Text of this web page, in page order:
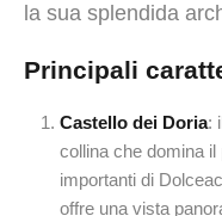
la sua splendida
Principali
Castello dei Doria:
collina che domina
importanti di
offre una vista